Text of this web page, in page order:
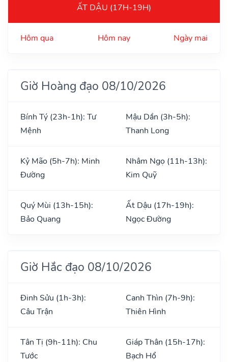
ẤT DẬU (17H-19H)
Hôm qua Hôm nay Ngày mai
Giờ Hoàng đạo 08/10/2026
Bính Tý (23h-1h): Tư
Mệnh
Mậu Dần (3h-5h):
Thanh Long
Kỷ Mão (5h-7h): Minh
Đường
Nhâm Ngọ (11h-13h):
Kim Quỹ
Quý Mùi (13h-15h):
Bảo Quang
Ất Dậu (17h-19h):
Ngọc Đường
Giờ Hắc đạo 08/10/2026
Đinh Sửu (1h-3h):
Câu Trận
Canh Thìn (7h-9h):
Thiên Hình
Tân Tị (9h-11h): Chu
Tước
Giáp Thân (15h-17h):
Bạch Hổ